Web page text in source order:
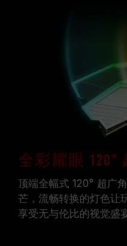
全彩耀眼
顶端全幅式 120° 超广
芒，流畅转换的灯色让
享受无与伦比的视觉盛